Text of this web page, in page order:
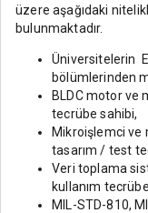
üzere aşağıdaki
bulunmaktadır.
Üniversitelerin
bölümlerinden
BLDC motor ve
tecrübe sahibi,
Mikroişlemci ve
tasarım / test
Veri toplama
kullanım
MIL-STD-810,